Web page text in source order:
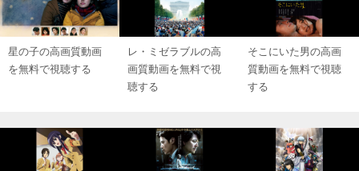
星の子の高画質動画
を無料で視聴する
レ・ミゼラブルの高
画質動画を無料で視
聴する
そこにいた男の高画
質動画を無料で視聴
する